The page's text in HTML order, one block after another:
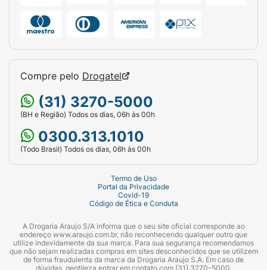
Compre pelo Drogatel
(31) 3270-5000
(BH e Região) Todos os dias, 06h às 00h
0300.313.1010
(Todo Brasil) Todos os dias, 06h às 00h
Termo de Uso
Portal da Privacidade
Covid-19
Código de Ética e Conduta
A Drogaria Araujo S/A informa que o seu site oficial corresponde ao
endereço www.araujo.com.br, não reconhecendo qualquer outro que
utilize indevidamente da sua marca. Para sua segurança recomendamos
que não sejam realizadas compras em sites desconhecidos que se utilizem
de forma fraudulenta da marca da Drogaria Araujo S.A. Em caso de
dúvidas, gentileza entrar em contato com (31) 3270-5000.